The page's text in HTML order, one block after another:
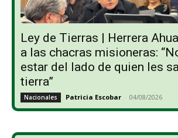
Ley de Tierras | Herrera
a las chacras misioneras:
estar del lado de quien les
tierra”
Nacionales Patricia Escobar - 04/08/2026